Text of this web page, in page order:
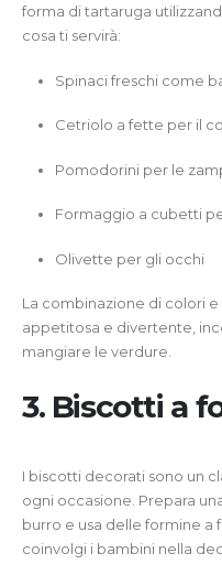
forma di tartaruga
cosa ti servirà:
Spinaci freschi come
Cetriolo a fette per il
Pomodorini per le
Formaggio a cubetti
Olivette per gli occhi
La combinazione di colori e
appetitosa e divertente,
mangiare le verdure.
3. Biscotti a
I biscotti decorati sono un
ogni occasione. Prepara
burro e usa delle formine a
coinvolgi i bambini nella